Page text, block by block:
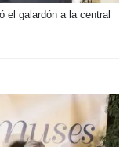
el galardón a la central